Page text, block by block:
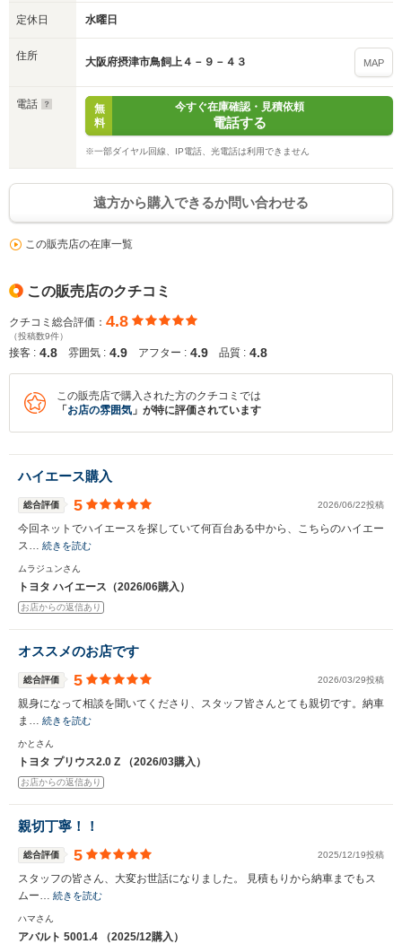
定休日 水曜日
住所 大阪府摂津市鳥飼上４－９－４３ MAP
電話
無
料
今すぐ在庫確認・見積依頼
電話する
※一部ダイヤル回線、IP電話、光電話は利用できません
遠方から購入できるか問い合わせる
この販売店の在庫一覧
この販売店のクチコミ
クチコミ総合評価： 4.8
（投稿数9件）
接客 : 4.8 雰囲気 : 4.9 アフター : 4.9 品質 : 4.8
この販売店で購入された方のクチコミでは
「 お店の雰囲気 」が特に評価されています
ハイエース購入
総合評価 5 2026/06/22投稿
今回ネットでハイエースを探していて何百台ある中から、こちらのハイエー
ス… 続きを読む
ムラジュンさん
トヨタ ハイエース（2026/06購入）
お店からの返信あり
オススメのお店です
総合評価 5 2026/03/29投稿
親身になって相談を聞いてくださり、スタッフ皆さんとても親切です。納車
ま… 続きを読む
かとさん
トヨタ プリウス2.0 Z （2026/03購入）
お店からの返信あり
親切丁寧！！
総合評価 5 2025/12/19投稿
スタッフの皆さん、大変お世話になりました。 見積もりから納車までもス
ムー… 続きを読む
ハマさん
アバルト 5001.4 （2025/12購入）
※次回問い合わせをする際に自動入力されます
※保存された情報は90日で破棄されます
いいえ はい